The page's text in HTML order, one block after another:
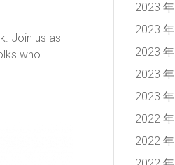
Join us as
who
2023
2023
2023
2023
2023
2022
2022